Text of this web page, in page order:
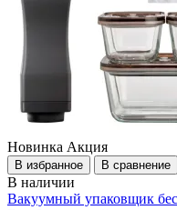
Новинка Акция
В избранное В сравнение
В наличии
Вакуумный упаковщик